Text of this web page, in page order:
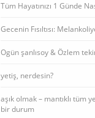
Tüm Hayatınızı 1 Günde
Gecenin Fısıltısı:
Ogün şanlısoy & Özlem
yetiş, nerdesin?
aşık olmak – mantıklı tüm
bir durum